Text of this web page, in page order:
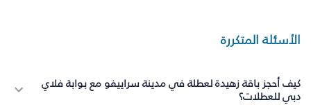
الأسئلة المتكررة
كيف أحجز باقة زهيدة لعطلة في مدينة سراييفو مع بوابة فلاي
دبي للعطلات؟